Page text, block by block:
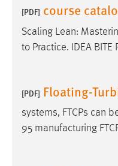
[PDF] course
Scaling Lean:
to Practice. IDEA
[PDF] Floating-
systems, FTCPs can
95 manufacturing
Cookie Laufzeit: 30
Name: